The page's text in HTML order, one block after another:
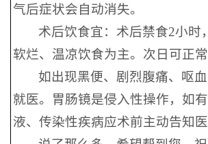
气后症状会自动消失。
术后饮食宜：术后禁食2小时
软烂、温凉饮食为主。次日可正常
如出现黑便、剧烈腹痛、呕
就医。胃肠镜是侵入性操作，如
液、传染性疾病应术前主动告知医